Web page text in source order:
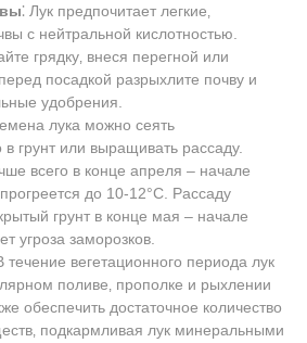
⁚ Лук предпочитает легкие‚
с нейтральной кислотностью.
грядку‚ внеся перегной или
посадкой разрыхлите почву и
удобрения.
лука можно сеять
в грунт или выращивать рассаду.
всего в конце апреля – начале
до 10-12°С. Рассаду
грунт в конце мая – начале
угроза заморозков.
течение вегетационного периода лук
поливе‚ прополке и рыхлении
обеспечить достаточное количество
подкармливая лук минеральными